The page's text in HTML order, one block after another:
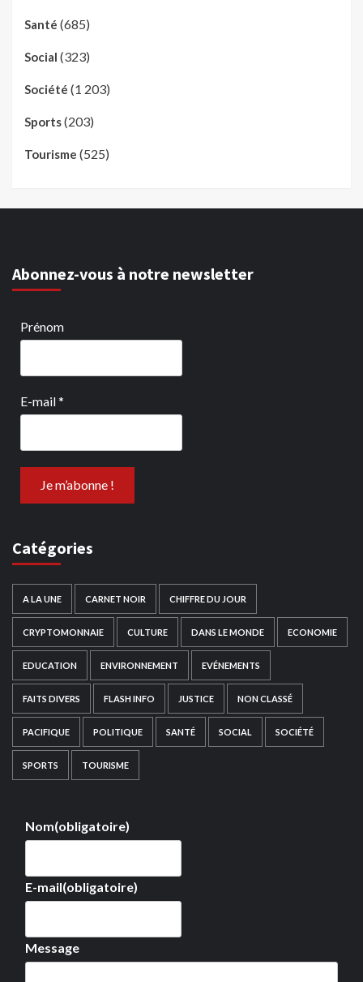
Santé (685)
Social (323)
Société (1 203)
Sports(203)
Tourisme (525)
Abonnez-vous à notre newsletter
Prénom
E-mail*
Catégories
A LA UNE CARNET NOIR CHIFFRE DU JOUR
CRYPTOMONNAIE CULTURE DANS LE MONDE ECONOMIE
EDUCATION ENVIRONNEMENT EVÉNEMENTS
FAITS DIVERS FLASH INFO JUSTICE NON CLASSÉ
PACIFIQUE POLITIQUE SANTÉ SOCIAL SOCIÉTÉ
SPORTS TOURISME
Nom(obligatoire)
E-mail(obligatoire)
Message